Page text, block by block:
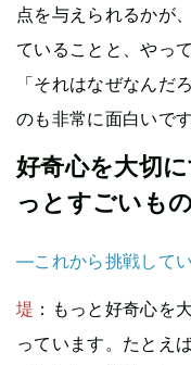
点を与えられるかが
ていることと、やっ
「それはなぜなんだ
のも非常に面白いです
好奇心を大切
っとすごいも
—これから挑戦して
堤 ：もっと好奇心を
っています。たとえ